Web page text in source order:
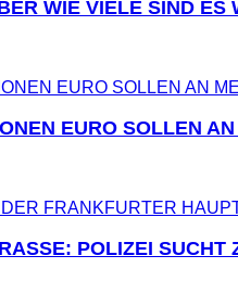
WIE VIELE SIND ES
EURO SOLLEN
POLIZEI SUCHT